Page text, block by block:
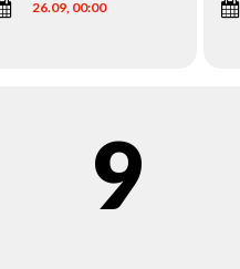
26.09, 00:00
9